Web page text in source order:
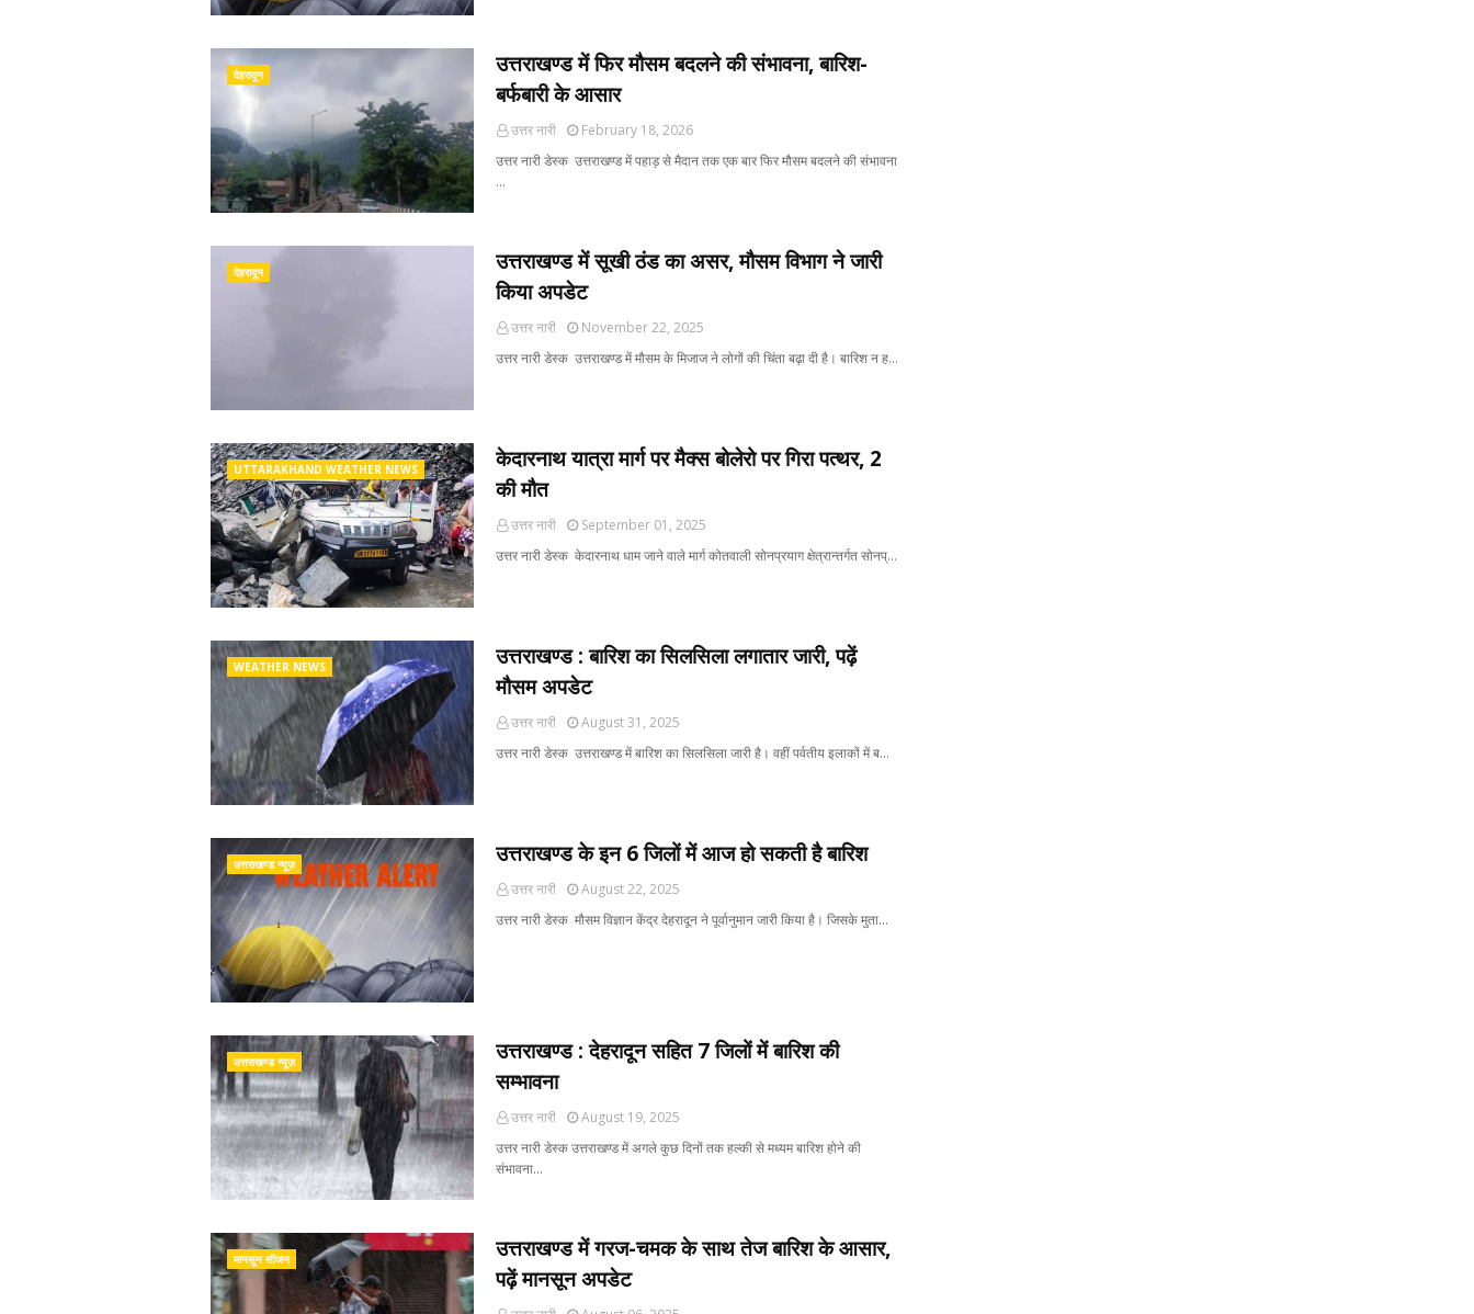
देहरादून
उत्तराखण्ड में फिर मौसम बदलने की संभावना, बारिश-
बर्फबारी के आसार
उत्तर नारी
February 18, 2026
उत्तर नारी डेस्क उत्तराखण्ड में पहाड़ से मैदान तक एक बार फिर मौसम बदलने की संभावना
…
देहरादून
उत्तराखण्ड में सूखी ठंड का असर, मौसम विभाग ने जारी
किया अपडेट
उत्तर नारी
November 22, 2025
उत्तर नारी डेस्क उत्तराखण्ड में मौसम के मिजाज ने लोगों की चिंता बढ़ा दी है। बारिश न ह…
UTTARAKHAND WEATHER NEWS
केदारनाथ यात्रा मार्ग पर मैक्स बोलेरो पर गिरा पत्थर, 2
की मौत
उत्तर नारी
September 01, 2025
उत्तर नारी डेस्क केदारनाथ धाम जाने वाले मार्ग कोतवाली सोनप्रयाग क्षेत्रान्तर्गत सोनप्…
WEATHER NEWS
उत्तराखण्ड : बारिश का सिलसिला लगातार जारी, पढ़ें
मौसम अपडेट
उत्तर नारी
August 31, 2025
उत्तर नारी डेस्क उत्तराखण्ड में बारिश का सिलसिला जारी है। वहीं पर्वतीय इलाकों में ब…
उत्तराखण्ड न्यूज़ उत्तराखण्ड के इन 6 जिलों में आज हो सकती है बारिश
उत्तर नारी
August 22, 2025
उत्तर नारी डेस्क मौसम विज्ञान केंद्र देहरादून ने पूर्वानुमान जारी किया है। जिसके मुता…
उत्तराखण्ड न्यूज़
उत्तराखण्ड : देहरादून सहित 7 जिलों में बारिश की
सम्भावना
उत्तर नारी
August 19, 2025
उत्तर नारी डेस्क उत्तराखण्ड में अगले कुछ दिनों तक हल्की से मध्यम बारिश होने की
संभावना…
मानसून सीजन
उत्तराखण्ड में गरज-चमक के साथ तेज बारिश के आसार,
पढ़ें मानसून अपडेट